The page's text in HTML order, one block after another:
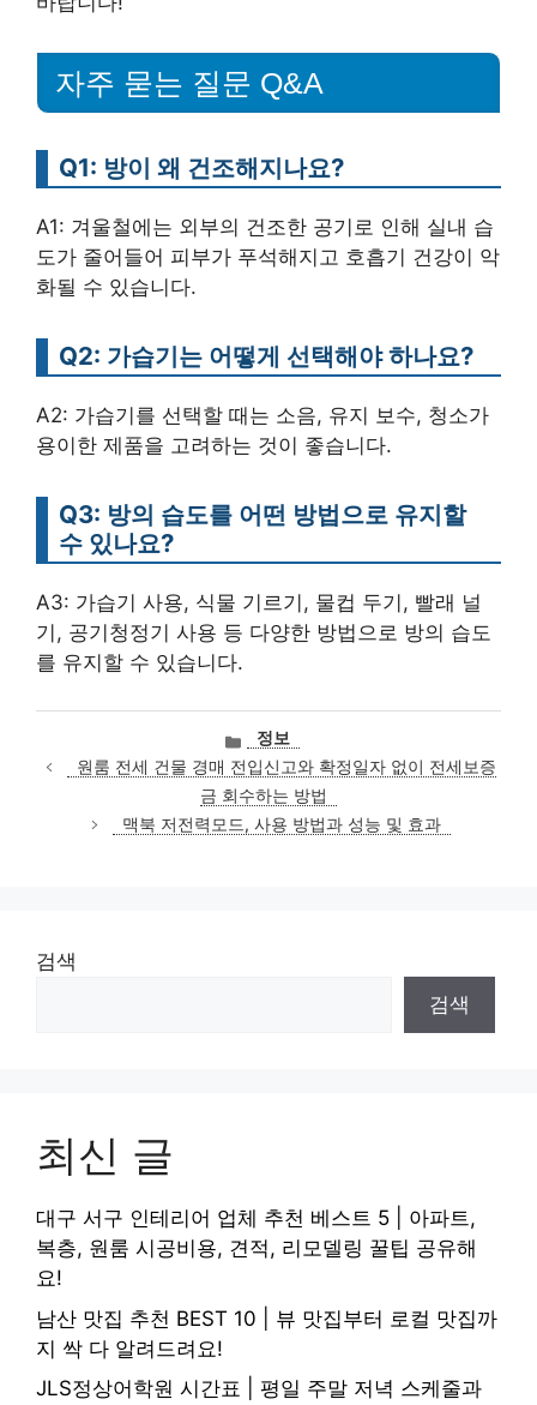
자주 묻는 질문 Q&A
Q1: 방이 왜 건조해지나요?
A1: 겨울철에는 외부의 건조한 공기로 인해 실내 습
도가 줄어들어 피부가 푸석해지고 호흡기 건강이 악
화될 수 있습니다.
Q2: 가습기는 어떻게 선택해야 하나요?
A2: 가습기를 선택할 때는 소음, 유지 보수, 청소가
용이한 제품을 고려하는 것이 좋습니다.
Q3: 방의 습도를 어떤 방법으로 유지할
수 있나요?
A3: 가습기 사용, 식물 기르기, 물컵 두기, 빨래 널
기, 공기청정기 사용 등 다양한 방법으로 방의 습도
를 유지할 수 있습니다.
카
테
고
리
정보
원룸 전세 건물 경매 전입신고와 확정일자 없이 전세보증
금 회수하는 방법
맥북 저전력모드, 사용 방법과 성능 및 효과
검색
검색
최신 글
대구 서구 인테리어 업체 추천 베스트 5 | 아파트,
복층, 원룸 시공비용, 견적, 리모델링 꿀팁 공유해
요!
남산 맛집 추천 BEST 10 | 뷰 맛집부터 로컬 맛집까
지 싹 다 알려드려요!
JLS정상어학원 시간표 | 평일 주말 저녁 스케줄과